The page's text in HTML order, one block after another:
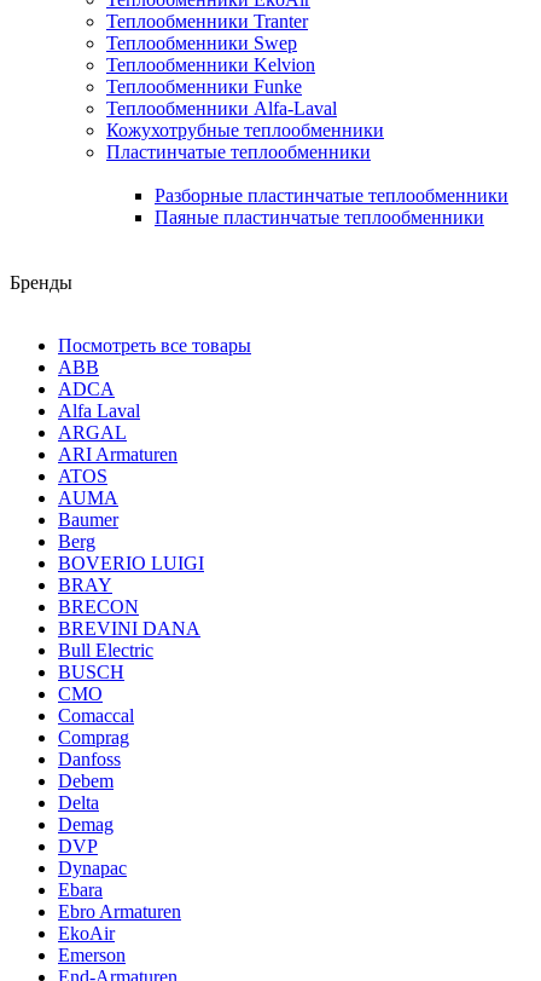
Теплообменники Tranter
Теплообменники Swep
Теплообменники Kelvion
Теплообменники Funke
Теплообменники Alfa-Laval
Кожухотрубные теплообменники
Пластинчатые теплообменники
Разборные пластинчатые теплообменники
Паяные пластинчатые теплообменники
Бренды
Посмотреть все товары
ABB
ADCA
Alfa Laval
ARGAL
ARI Armaturen
ATOS
AUMA
Baumer
Berg
BOVERIO LUIGI
BRAY
BRECON
BREVINI DANA
Bull Electric
BUSCH
CMO
Comaccal
Comprag
Danfoss
Debem
Delta
Demag
DVP
Dynapac
Ebara
Ebro Armaturen
EkoAir
Emerson
End-Armaturen